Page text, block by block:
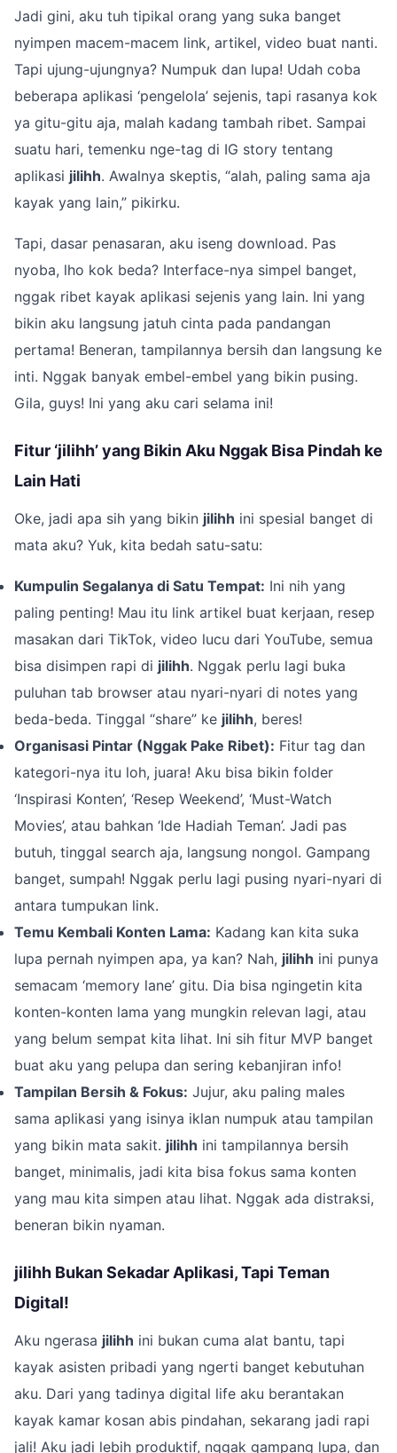
Jadi gini, aku tuh tipikal orang yang suka banget
nyimpen macem-macem link, artikel, video buat nanti.
Tapi ujung-ujungnya? Numpuk dan lupa! Udah coba
beberapa aplikasi ‘pengelola’ sejenis, tapi rasanya kok
ya gitu-gitu aja, malah kadang tambah ribet. Sampai
suatu hari, temenku nge-tag di IG story tentang
aplikasi jilihh. Awalnya skeptis, “alah, paling sama aja
kayak yang lain,” pikirku.
Tapi, dasar penasaran, aku iseng download. Pas
nyoba, lho kok beda? Interface-nya simpel banget,
nggak ribet kayak aplikasi sejenis yang lain. Ini yang
bikin aku langsung jatuh cinta pada pandangan
pertama! Beneran, tampilannya bersih dan langsung ke
inti. Nggak banyak embel-embel yang bikin pusing.
Gila, guys! Ini yang aku cari selama ini!
Fitur ‘jilihh’ yang Bikin Aku Nggak Bisa Pindah ke
Lain Hati
Oke, jadi apa sih yang bikin jilihh ini spesial banget di
mata aku? Yuk, kita bedah satu-satu:
Kumpulin Segalanya di Satu Tempat: Ini nih yang
paling penting! Mau itu link artikel buat kerjaan, resep
masakan dari TikTok, video lucu dari YouTube, semua
bisa disimpen rapi di jilihh. Nggak perlu lagi buka
puluhan tab browser atau nyari-nyari di notes yang
beda-beda. Tinggal “share” ke jilihh, beres!
Organisasi Pintar (Nggak Pake Ribet): Fitur tag dan
kategori-nya itu loh, juara! Aku bisa bikin folder
‘Inspirasi Konten’, ‘Resep Weekend’, ‘Must-Watch
Movies’, atau bahkan ‘Ide Hadiah Teman’. Jadi pas
butuh, tinggal search aja, langsung nongol. Gampang
banget, sumpah! Nggak perlu lagi pusing nyari-nyari di
antara tumpukan link.
Temu Kembali Konten Lama: Kadang kan kita suka
lupa pernah nyimpen apa, ya kan? Nah, jilihh ini punya
semacam ‘memory lane’ gitu. Dia bisa ngingetin kita
konten-konten lama yang mungkin relevan lagi, atau
yang belum sempat kita lihat. Ini sih fitur MVP banget
buat aku yang pelupa dan sering kebanjiran info!
Tampilan Bersih & Fokus: Jujur, aku paling males
sama aplikasi yang isinya iklan numpuk atau tampilan
yang bikin mata sakit. jilihh ini tampilannya bersih
banget, minimalis, jadi kita bisa fokus sama konten
yang mau kita simpen atau lihat. Nggak ada distraksi,
beneran bikin nyaman.
jilihh Bukan Sekadar Aplikasi, Tapi Teman
Digital!
Aku ngerasa jilihh ini bukan cuma alat bantu, tapi
kayak asisten pribadi yang ngerti banget kebutuhan
aku. Dari yang tadinya digital life aku berantakan
kayak kamar kosan abis pindahan, sekarang jadi rapi
jali! Aku jadi lebih produktif, nggak gampang lupa, dan